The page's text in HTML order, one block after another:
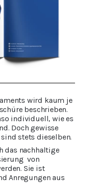
wird kaum je
beschrieben.
individuell, wie es
Doch gewisse
stets dieselben.
das nachhaltige
von
Sie ist
Anregungen aus